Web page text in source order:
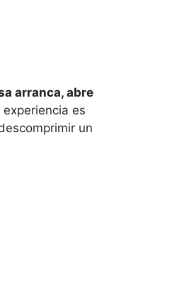
arranca, abre
experiencia es
un